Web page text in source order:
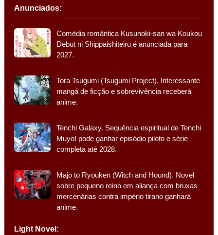
Anunciados:
Comédia romântica Kusunoki-san wa Koukou
Debut ni Shippaishiteiru é anunciada para
2027.
Tora Tsugumi (Tsugumi Project). Interessante
mangá de ficção e sobrevivência receberá
anime.
Tenchi Galaxy. Sequência espiritual de Tenchi
Muyo! pode ganhar episódio piloto e série
completa até 2028.
Majo to Ryouken (Witch and Hound). Novel
sobre pequeno reino em aliança com bruxas
mercenárias contra império tirano ganhará
anime.
Light Novel: